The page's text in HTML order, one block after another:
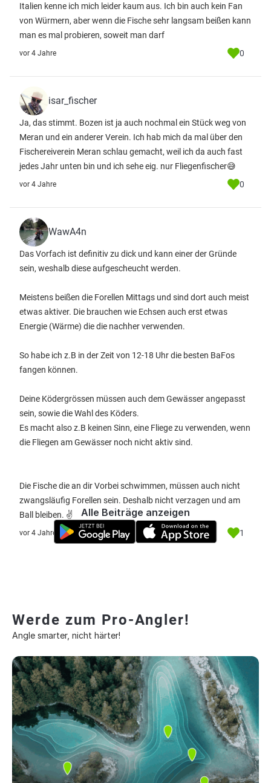
Italien kenne ich mich leider kaum aus. Ich bin auch kein Fan
von Würmern, aber wenn die Fische sehr langsam beißen kann
man es mal probieren, soweit man darf
vor 4 Jahre 0
isar_fischer
Ja, das stimmt. Bozen ist ja auch nochmal ein Stück weg von
Meran und ein anderer Verein. Ich hab mich da mal über den
Fischereiverein Meran schlau gemacht, weil ich da auch fast
jedes Jahr unten bin und ich sehe eig. nur Fliegenfischer😅
vor 4 Jahre 0
WawA4n
Das Vorfach ist definitiv zu dick und kann einer der Gründe
sein, weshalb diese aufgescheucht werden.
Meistens beißen die Forellen Mittags und sind dort auch meist
etwas aktiver. Die brauchen wie Echsen auch erst etwas
Energie (Wärme) die die nachher verwenden.
So habe ich z.B in der Zeit von 12-18 Uhr die besten BaFos
fangen können.
Deine Ködergrössen müssen auch dem Gewässer angepasst
sein, sowie die Wahl des Köders.
Es macht also z.B keinen Sinn, eine Fliege zu verwenden, wenn
die Fliegen am Gewässer noch nicht aktiv sind.
Die Fische die an dir Vorbei schwimmen, müssen auch nicht
zwangsläufig Forellen sein. Deshalb nicht verzagen und am
Ball bleiben. ✌️
vor 4 Jahre 1
Alle Beiträge anzeigen
Werde zum Pro-Angler!
Angle smarter, nicht härter!